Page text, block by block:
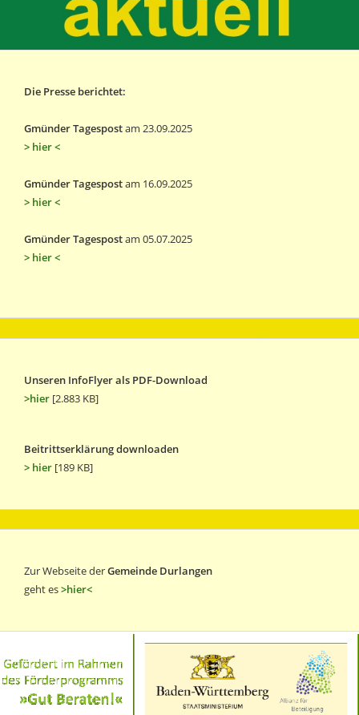
Die Presse berichtet:
Gmünder Tagespostam 23.09.2025
> hier <
Gmünder Tagespostam 16.09.2025
> hier <
Gmünder Tagespostam 05.07.2025
> hier <
Unseren InfoFlyer als PDF-Download
>hier [2.883 KB]
Beitrittserklärung downloaden
> hier [189 KB]
Zur Webseite derGemeinde Durlangen
geht es>hier<